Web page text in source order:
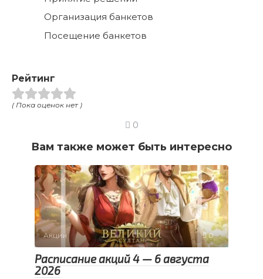
Организация банкетов
Посещение банкетов
Рейтинг
( Пока оценок нет )
0
Вам также может быть интересно
Акции 0
Расписание акций 4 — 6 августа
2026